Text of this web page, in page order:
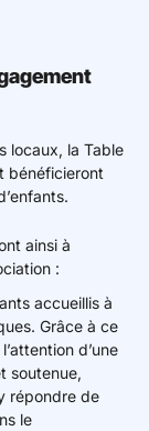
locaux, la Table
bénéficieront
ainsi à
:
accueillis à
Grâce à ce
d’une
soutenue,
répondre de
le